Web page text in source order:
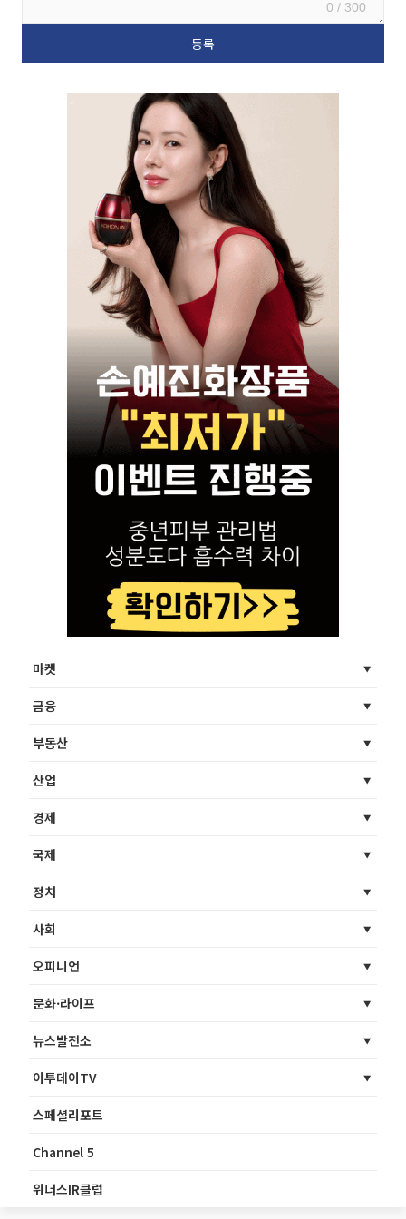
0 / 300
마켓
금융
부동산
산업
경제
국제
정치
사회
오피니언
문화·라이프
뉴스발전소
이투데이TV
스페셜리포트
Channel 5
위너스IR클럽